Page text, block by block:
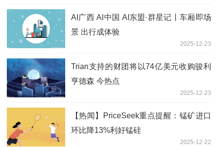
AI广西 AI中国 AI东盟·群星记丨车厢即场
景 出行成体验
2025-12-23
Trian支持的财团将以74亿美元收购骏利
亨德森 今热点
2025-12-23
【热闻】PriceSeek重点提醒：锰矿进口
环比降13%利好锰硅
2025-12-22